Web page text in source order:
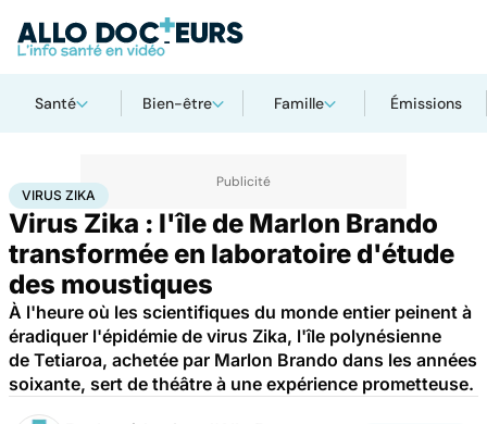
Santé Bien-être Famille Émissions
Accueil Santé Virus Zika
VIRUS ZIKA
Virus Zika : l'île de Marlon Brando
transformée en laboratoire d'étude
des moustiques
À l'heure où les scientifiques du monde entier peinent à
éradiquer l'épidémie de virus Zika, l'île polynésienne
de Tetiaroa, achetée par Marlon Brando dans les années
soixante, sert de théâtre à une expérience prometteuse.